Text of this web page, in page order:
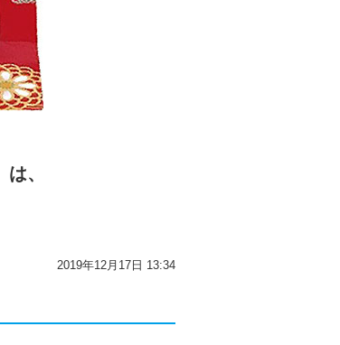
は、
2019年12月17日 13:34